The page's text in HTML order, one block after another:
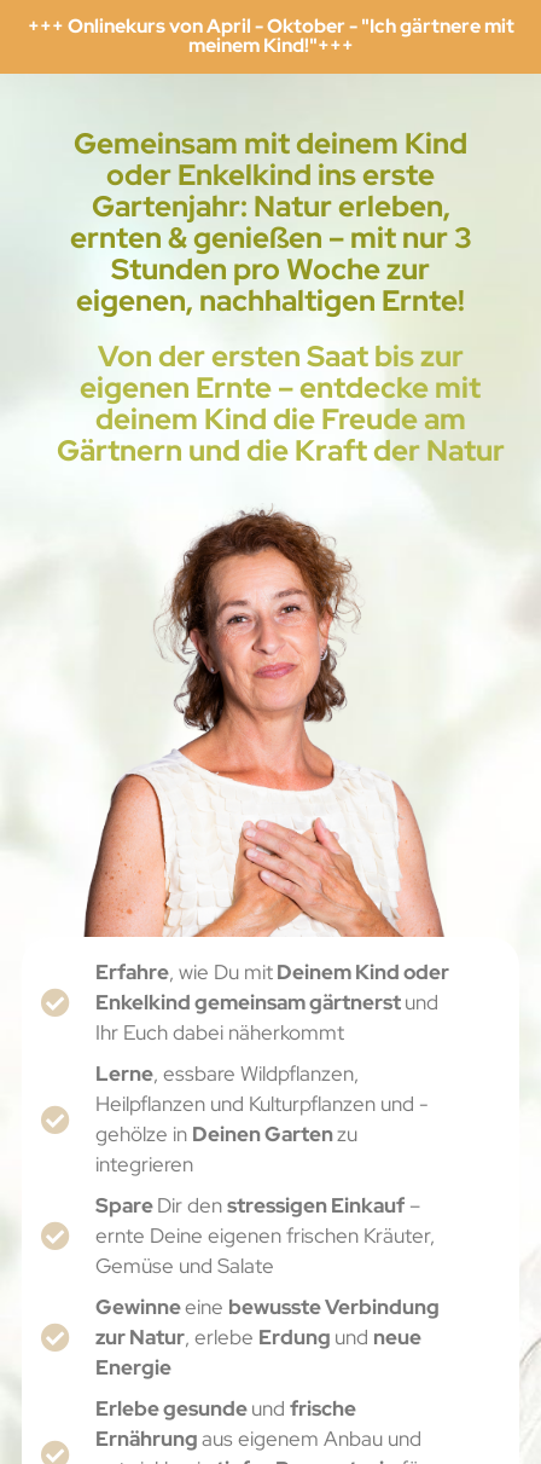
+++ Onlinekurs von April - Oktober - "Ich gärtnere mit
meinem Kind!"+++
Gemeinsam mit deinem Kind
oder Enkelkind ins erste
Gartenjahr: Natur erleben,
ernten & genießen – mit nur 3
Stunden pro Woche zur
eigenen, nachhaltigen Ernte!
Von der ersten Saat bis zur
eigenen Ernte – entdecke mit
deinem Kind die Freude am
Gärtnern und die Kraft der Natur
Erfahre, wie Du mitDeinem Kind oder
Enkelkind gemeinsam gärtnerstund
Ihr Euch dabei näherkommt
Lerne, essbare Wildpflanzen,
Heilpflanzen und Kulturpflanzen und -
gehölze in Deinen Gartenzu
integrieren
SpareDir denstressigen Einkauf –
ernte Deine eigenen frischen Kräuter,
Gemüse und Salate
Gewinneeine bewusste Verbindung
zur Natur, erlebe Erdung und neue
Energie
Erlebe gesundeundfrische
Ernährungaus eigenem Anbau und